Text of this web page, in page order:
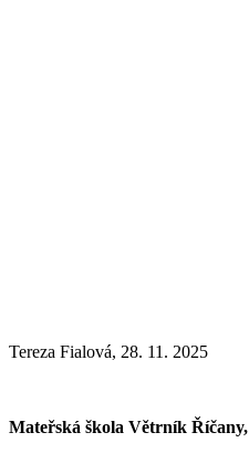
Tereza Fialová, 28. 11. 2025
Mateřská škola Větrník Říčany,